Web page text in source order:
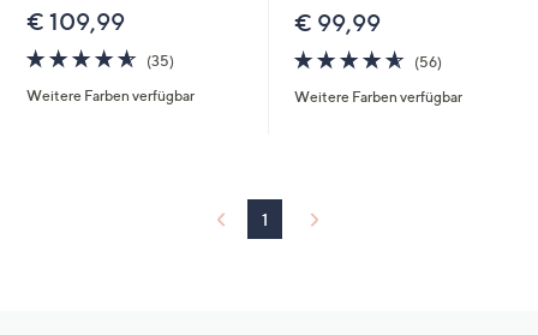
€ 109,99
4.6
von
5
(35)35
Weitere Farben verfügbar
€ 99,99
4.6
von
5
(56)56
Weitere Farben verfügbar
1